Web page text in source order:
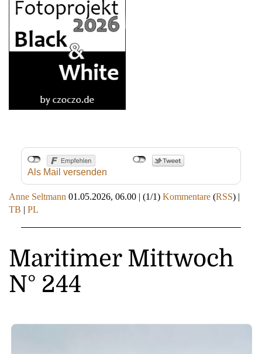
Als Mail versenden
Anne Seltmann 01.05.2026, 06.00 | (1/1) Kommentare (RSS) |
TB | PL
Maritimer Mittwoch
N° 244